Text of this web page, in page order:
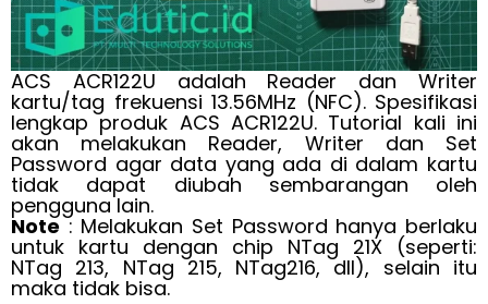
ACS ACR122U adalah Reader dan Writer
kartu/tag frekuensi 13.56MHz (NFC). Spesifikasi
lengkap produk ACS ACR122U. Tutorial kali ini
akan melakukan Reader, Writer dan Set
Password agar data yang ada di dalam kartu
tidak dapat diubah sembarangan oleh
pengguna lain.
Note: Melakukan Set Password hanya berlaku
untuk kartu dengan chip NTag 21X (seperti:
NTag 213, NTag 215, NTag216, dll), selain itu
maka tidak bisa.